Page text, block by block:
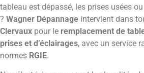
tableau est dépassé, les prises usées
? Wagner Dépannage intervient dans
Clervaux pour le remplacement de
prises et d’éclairages, avec un service
normes RGIE.